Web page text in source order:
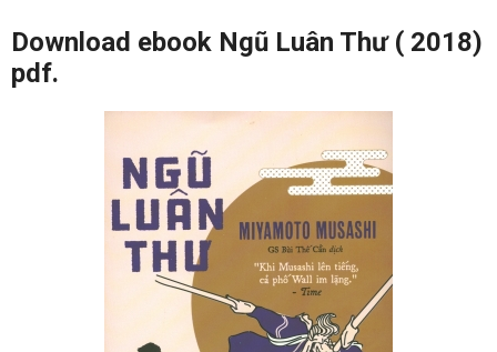
Download ebook Ngũ Luân Thư ( 2018)
pdf.